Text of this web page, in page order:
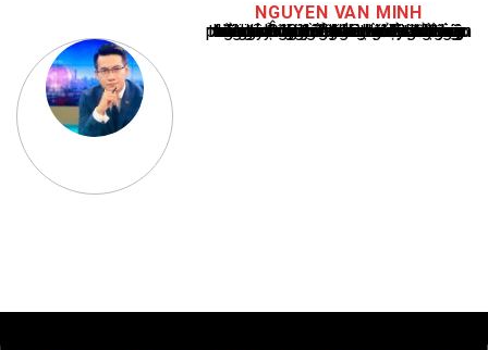
NGUYEN VAN MINH
Nguyễn Văn Minh là một trong những chuyên gia hàng đầu về báo cáo tin tức thể thao tại Việt Nam, với hơn 10 năm hoạt động trong ngành. Ông có kiến thức sâu rộng và kinh nghiệm đáng kể trong việc phân tích và báo cáo về các sự kiện thể thao hàng đầu. Sự hiểu biết sâu sắc của ông về ngành này đã giúp ông xây dựng uy tín và danh tiếng trong cộng đồng báo chí thể thao.